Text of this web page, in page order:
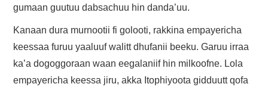
gumaan guutuu dabsachuu hin danda’uu.
Kanaan dura murnootii fi golooti, rakkina empayericha
keessaa furuu yaaluuf walitt dhufanii beeku. Garuu irraa
ka’a dogoggoraan waan eegalaniif hin milkoofne. Lola
empayericha keessa jiru, akka Itophiyoota gidduutt qofa